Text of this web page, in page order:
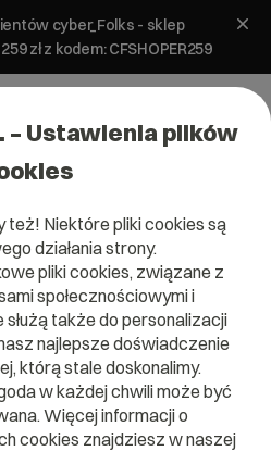
cyber_Folks - sklep
zł z kodem: CFSHOPER259
.game.tw
z domeną tajwańską
– Ustawienia plików
też! Niektóre pliki cookies są
działania strony.
pliki cookies, związane z
społecznościowymi i
służą także do personalizacji
najlepsze doświadczenie
którą stale doskonalimy.
w każdej chwili może być
Więcej informacji o
cookies znajdziesz w naszej